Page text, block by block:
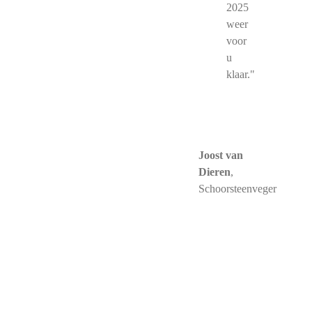
2025
weer
voor
u
klaar."
Joost van
Dieren,
Schoorsteenveger